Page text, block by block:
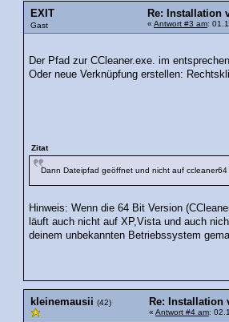
EXIT
Gast
Re: Installation
« Antwort #3 am:
Der Pfad zur CCleaner.exe. im
Oder neue Verknüpfung erstellen:
Zitat
Dann Dateipfad geöffnet und nicht auf
Hinweis: Wenn die 64 Bit Version
läuft auch nicht auf XP,Vista und auch
deinem unbekannten Betriebssystem
kleinemausii (42) Re: Installation
« Antwort #4 am: